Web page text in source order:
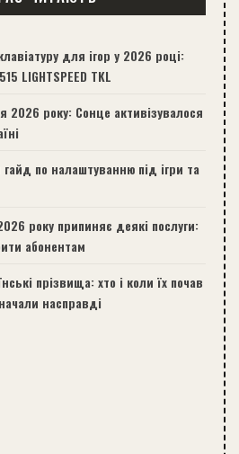
для ігор у 2026 році:
LIGHTSPEED TKL
2026 року: Сонце активізувалося
по налаштуванню під ігри та
року припиняє деякі послуги:
абонентам
прізвища: хто і коли їх почав
насправді